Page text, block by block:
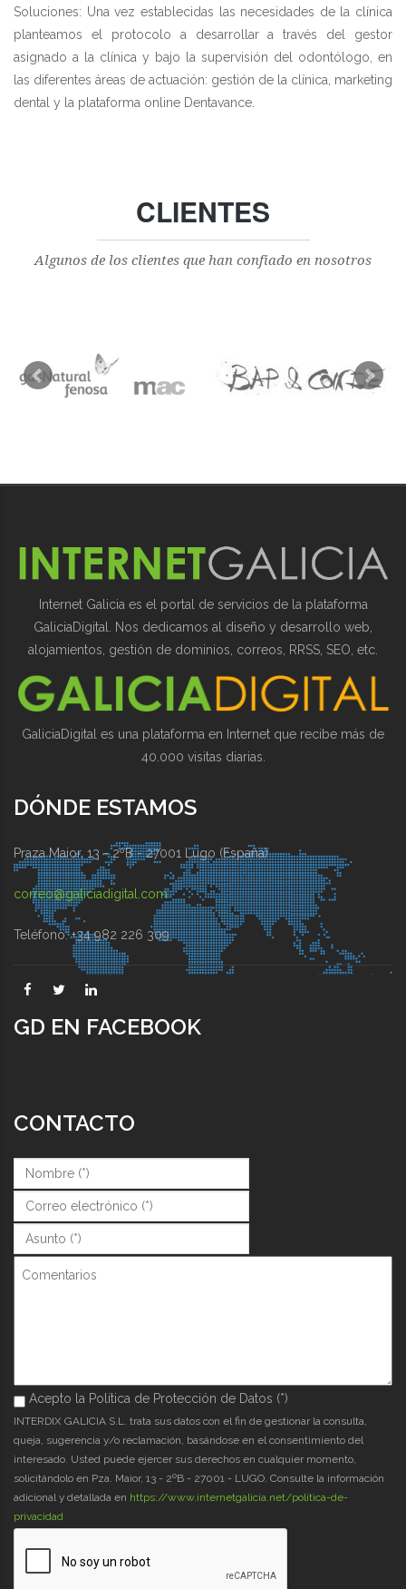
Soluciones: Una vez establecidas las necesidades de la clínica
planteamos el protocolo a desarrollar a través del gestor
asignado a la clínica y bajo la supervisión del odontólogo, en
las diferentes áreas de actuación: gestión de la clínica, marketing
dental y la plataforma online Dentavance.
CLIENTES
Algunos de los clientes que han confiado en nosotros
Internet Galicia es el portal de servicios de la plataforma
GaliciaDigital. Nos dedicamos al diseño y desarrollo web,
alojamientos, gestión de dominios, correos, RRSS, SEO, etc.
GaliciaDigital es una plataforma en Internet que recibe más de
40.000 visitas diarias.
DÓNDE ESTAMOS
Praza Maior, 13 - 2ºB - 27001 Lugo (España)
correo@galiciadigital.com
Teléfono: +34 982 226 309
GD EN FACEBOOK
CONTACTO
Nombre (*)*
Correo (*)*
Asunto (*)*
Comentarios
Acepto la Política de Protección de Datos (*)
Acepto la Política de Protección de Datos (*)
INTERDIX GALICIA S.L. trata sus datos con el fin de gestionar la consulta,
queja, sugerencia y/o reclamación, basándose en el consentimiento del
interesado. Usted puede ejercer sus derechos en cualquier momento,
solicitándolo en Pza. Maior, 13 - 2ºB - 27001 - LUGO. Consulte la información
adicional y detallada en https://www.internetgalicia.net/política-de-
privacidad